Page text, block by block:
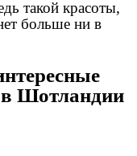
такой красоты,
больше ни в
в Шотландии